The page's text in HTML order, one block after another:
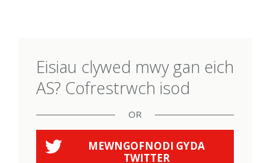
Eisiau clywed mwy gan eich
AS? Cofrestrwch isod
OR
MEWNGOFNODI GYDA
TWITTER